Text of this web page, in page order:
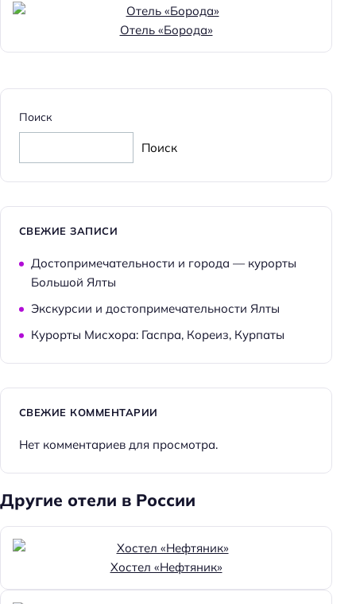
Отель «Борода»
Поиск
Поиск
СВЕЖИЕ ЗАПИСИ
Достопримечательности и города — курорты
Большой Ялты
Экскурсии и достопримечательности Ялты
Курорты Мисхора: Гаспра, Кореиз, Курпаты
СВЕЖИЕ КОММЕНТАРИИ
Нет комментариев для просмотра.
Другие отели в России
Хостел «Нефтяник»